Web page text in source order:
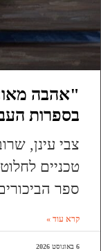
"אהבה
בספרות
צבי עינן,
טכניים
ספר
קרא עוד »
6 באוגוסט 2026